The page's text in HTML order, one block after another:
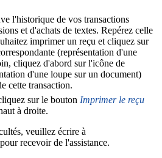
l'historique de vos transactions
et d'achats de textes. Repérez celle
imprimer un reçu et cliquez sur
(représentation d'une
cliquez d'abord sur l'icône de
d'une loupe sur un document)
cette transaction.
sur le bouton Imprimer le reçu
à droite.
veuillez écrire à
pour recevoir de l'assistance.